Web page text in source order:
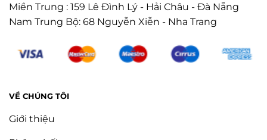
Miền Trung : 159 Lê Đình Lý - Hải Châu - Đà Nẵng
Nam Trung Bộ: 68 Nguyễn Xiễn - Nha Trang
VỀ CHÚNG TÔI
Giới thiệu